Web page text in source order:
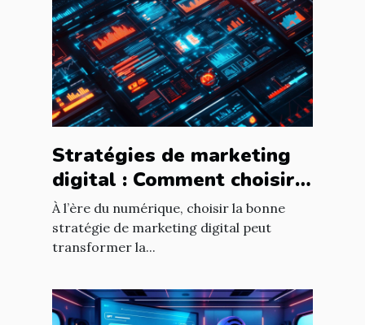
Stratégies de marketing
digital : Comment choisir
pour votre entreprise ?
À l’ère du numérique, choisir la bonne
stratégie de marketing digital peut
transformer la...